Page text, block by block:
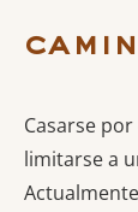
Casarse
limitarse a